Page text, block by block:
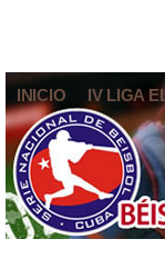
INICIO IV LIGA